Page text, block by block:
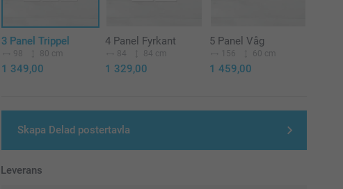
3 Panel Trippel
98 80 cm
1 349,00
4 Panel Fyrkant
84 84 cm
1 329,00
5 Panel Våg
156 60 cm
1 459,00
Skapa Delad postertavla
Leverans